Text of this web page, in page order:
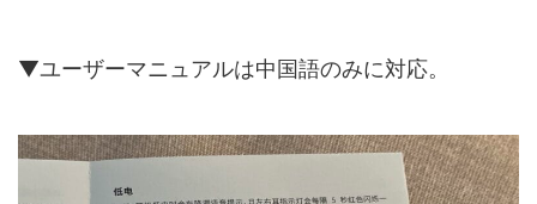
▼ユーザーマニュアルは中国語のみに対応。